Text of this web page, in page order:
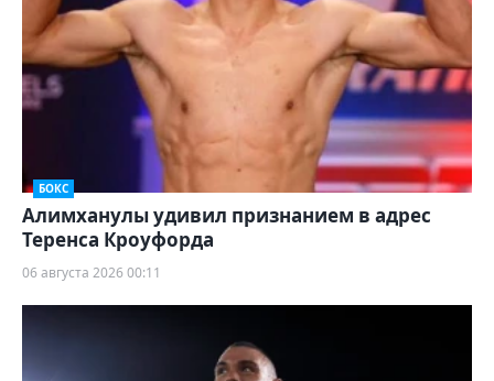
БОКС
Алимханулы удивил признанием в адрес
Теренса Кроуфорда
06 августа 2026 00:11